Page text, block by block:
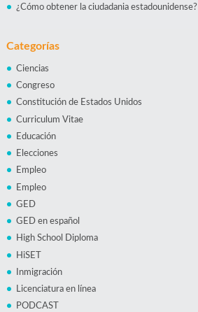
¿Cómo obtener la ciudadania estadounidense?
Categorías
Ciencias
Congreso
Constitución de Estados Unidos
Curriculum Vitae
Educación
Elecciones
Empleo
Empleo
GED
GED en español
High School Diploma
HiSET
Inmigración
Licenciatura en línea
PODCAST